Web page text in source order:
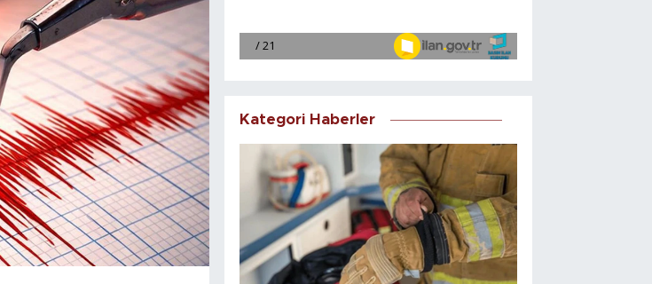
Kategori Haberler